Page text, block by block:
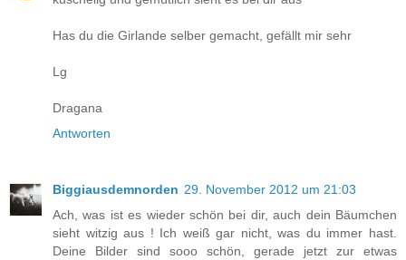
Has du die Girlande selber gemacht, gefällt mir sehr
Lg
Dragana
Antworten
Biggiausdemnorden 29. November 2012 um 21:03
Ach, was ist es wieder schön bei dir, auch dein Bäumchen
sieht witzig aus ! Ich weiß gar nicht, was du immer hast.
Deine Bilder sind sooo schön, gerade jetzt zur etwas